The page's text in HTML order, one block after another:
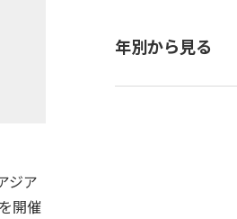
年別から見る
ジア
開催